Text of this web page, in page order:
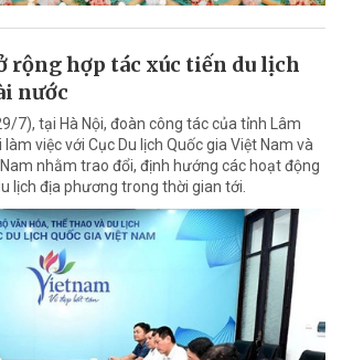
rộng hợp tác xúc tiến du lịch
nước
7), tại Hà Nội, đoàn công tác của tỉnh Lâm
việc với Cục Du lịch Quốc gia Việt Nam và
Nam nhằm trao đổi, định hướng các hoạt động
lịch địa phương trong thời gian tới.